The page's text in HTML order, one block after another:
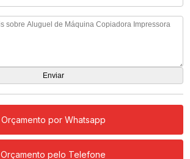
Orçamento por Whatsapp
Orçamento pelo Telefone